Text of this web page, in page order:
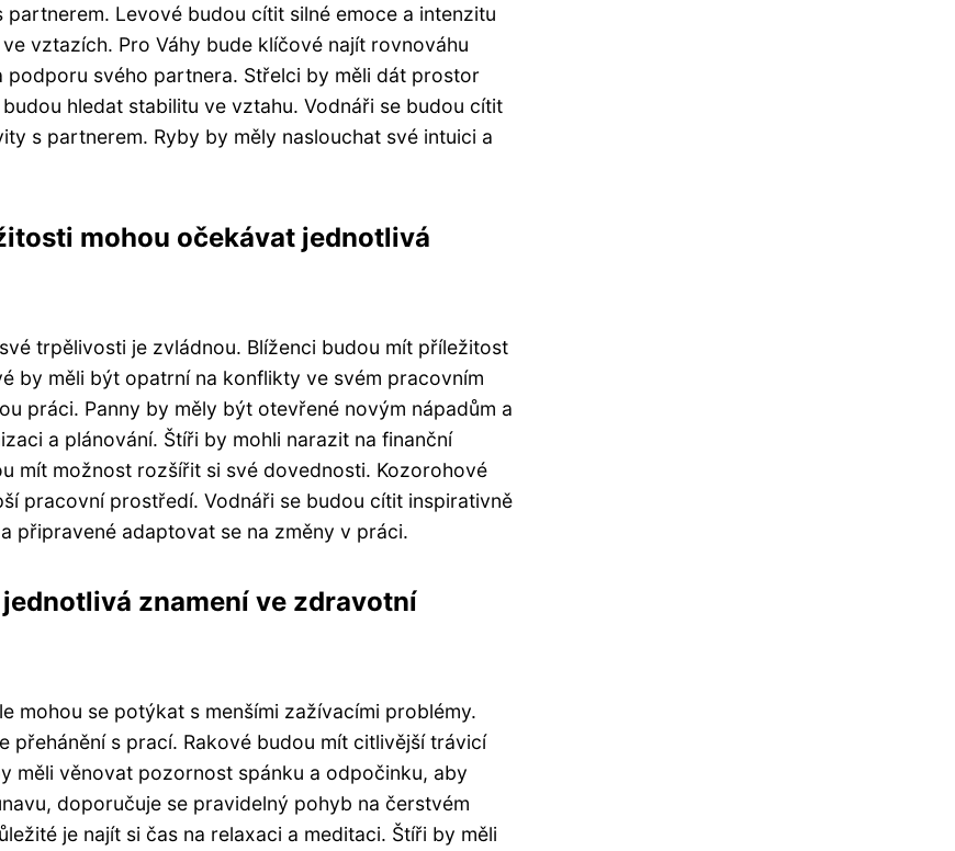
Levové budou cítit silné emoce a intenzitu
vztazích. Pro Váhy bude klíčové najít rovnováhu
podporu svého partnera. Střelci by měli dát prostor
hledat stabilitu ve vztahu. Vodnáři se budou cítit
s partnerem. Ryby by měly naslouchat své intuici a
mohou očekávat jednotlivá
trpělivosti je zvládnou. Blíženci budou mít příležitost
by měli být opatrní na konflikty ve svém pracovním
práci. Panny by měly být otevřené novým nápadům a
a plánování. Štíři by mohli narazit na finanční
mít možnost rozšířit si své dovednosti. Kozorohové
pracovní prostředí. Vodnáři se budou cítit inspirativně
připravené adaptovat se na změny v práci.
znamení ve zdravotní
mohou se potýkat s menšími zažívacími problémy.
s prací. Rakové budou mít citlivější trávicí
měli věnovat pozornost spánku a odpočinku, aby
doporučuje se pravidelný pohyb na čerstvém
je najít si čas na relaxaci a meditaci. Štíři by měli